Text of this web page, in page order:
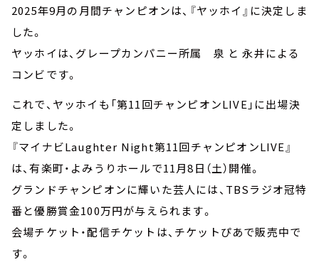
2025年9月の月間チャンピオンは、『ヤッホイ』に決定しま
した。
ヤッホイは、グレープカンパニー所属 泉 と 永井による
コンビです。
これで、ヤッホイも「第11回チャンピオンLIVE」に出場決
定しました。
『マイナビLaughter Night第11回チャンピオンLIVE』
は、有楽町・よみうりホールで11月8日（土）開催。
グランドチャンピオンに輝いた芸人には、TBSラジオ冠特
番と優勝賞金100万円が与えられます。
会場チケット・配信チケットは、チケットぴあで販売中で
す。